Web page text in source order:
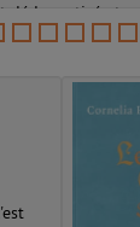
dédramatisé et